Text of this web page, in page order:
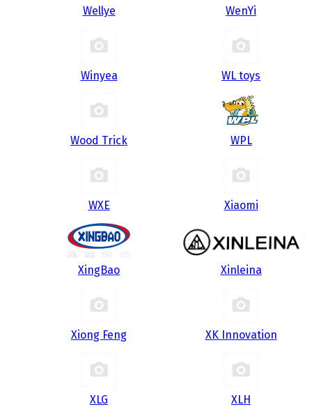
Wellye WenYi
Winyea WL toys
Wood Trick WPL
WXE Xiaomi
XingBao Xinleina
Xiong Feng XK Innovation
XLG XLH